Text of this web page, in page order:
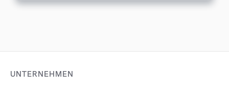
UNTERNEHMEN